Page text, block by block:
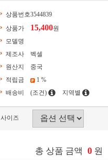
상품번호3544839
상품가
15,400원
모델명
제조사
벡셀
원산지
중국
적립금
1 %
배송비
(조건) 지역별
사이즈
총 상품 금액 0 원